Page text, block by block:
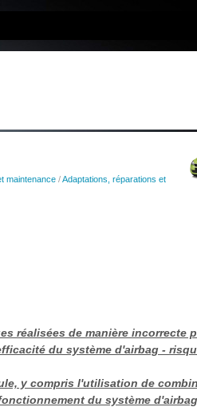
maintenance /Adaptations, réparations et
réalisées de manière incorrecte
du système d'airbag -
y compris l'utilisation de
du système